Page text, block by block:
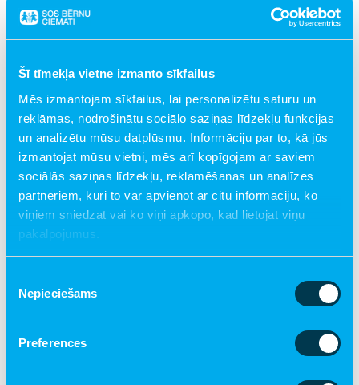
Šī tīmekļa vietne izmanto sīkfailus
Mēs izmantojam sīkfailus, lai personalizētu saturu un
reklāmas, nodrošinātu sociālo saziņas līdzekļu funkcijas
un analizētu mūsu datplūsmu. Informāciju par to, kā jūs
izmantojat mūsu vietni, mēs arī kopīgojam ar saviem
sociālās saziņas līdzekļu, reklamēšanas un analīzes
partneriem, kuri to var apvienot ar citu informāciju, ko
viņiem sniedzat vai ko viņi apkopo, kad lietojat viņu
pakalpojumus.
izvēle
Nepieciešams
Preferences
SOS ģimeņu atbalsta centra darbinieki
Attīsta prasmes bērnu aprūpes un audzināšanas
jautājumos,
Sadzīves apstākļu uzlabošanā,
Veselības un higiēnas jautājumu risināšanā,
Naudas līdzekļu vadībā – budžeta plānošana
Nodarbinātības jautājumu risināšanā,
Ģimenei nepieciešamo resursu piesaistē,
Brīvā laika saturīgā pavadīšanā.
Pakalpojums "Vecāki bērna